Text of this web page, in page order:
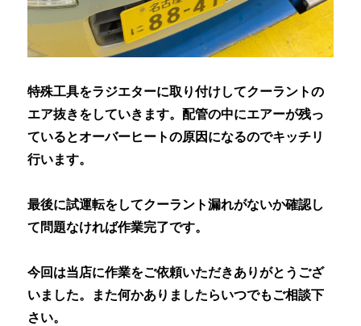
特殊工具をラジエターに取り付けしてクーラントの
エア抜きをしていきます。配管の中にエアーが残っ
ているとオーバーヒートの原因になるのでキッチリ
行います。
最後に試運転をしてクーラント漏れがないか確認し
て問題なければ作業完了です。
今回は当店に作業をご依頼いただきありがとうござ
いました。また何かありましたらいつでもご相談下
さい。